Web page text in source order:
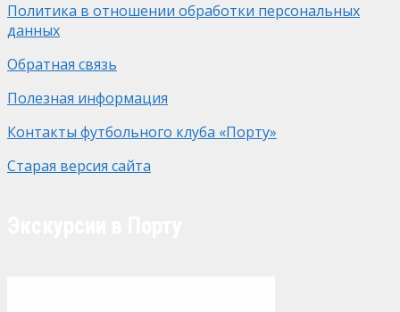
Политика в отношении обработки персональных
данных
Обратная связь
Полезная информация
Контакты футбольного клуба «Порту»
Старая версия сайта